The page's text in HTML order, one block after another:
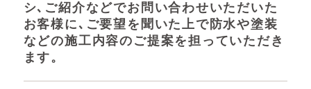
シ､ご紹介などでお問い合わせいただいた
お客様に､ご要望を聞いた上で防水や塗装
などの施工内容のご提案を担っていただき
ます。